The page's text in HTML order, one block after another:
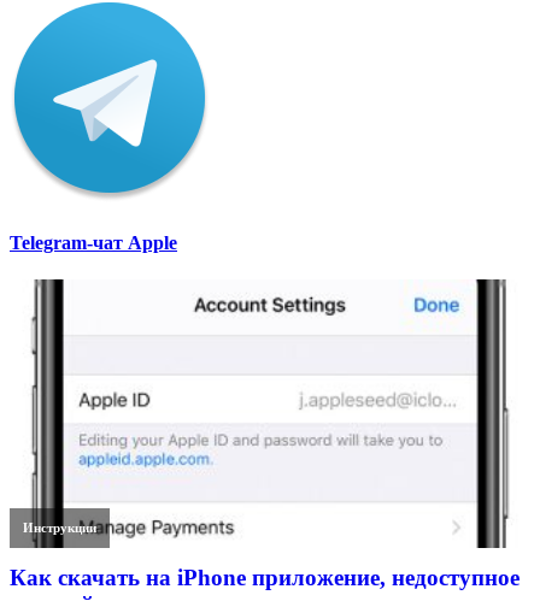
Telegram-чат Apple
Инструкции
Как скачать на iPhone приложение, недоступное